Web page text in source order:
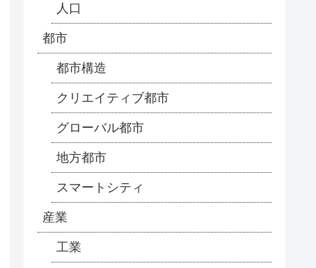
人口
都市
都市構造
クリエイティブ都市
グローバル都市
地方都市
スマートシティ
産業
工業